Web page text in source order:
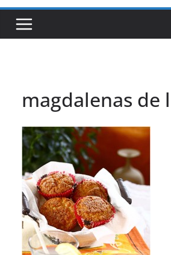
magdalenas de